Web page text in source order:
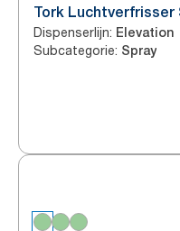
Tork Luchtverfrisser
Dispenserlijn: Elevation
Subcategorie: Spray